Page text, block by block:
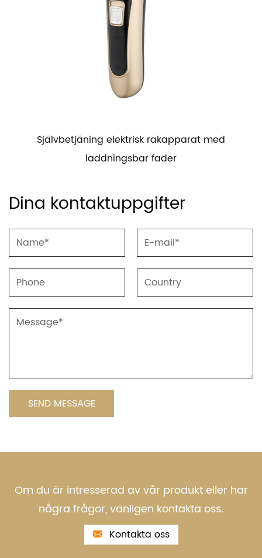
elektrisk rakapparat med
laddningsbar fader
Dina kontaktuppgifter
Om du är intresserad av vår produkt eller har
några frågor, vänligen kontakta oss.
Kontakta oss